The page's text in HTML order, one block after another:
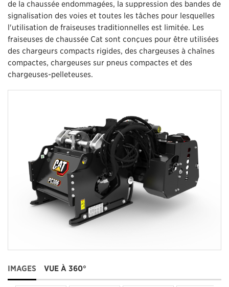
de la chaussée endommagées, la suppression des bandes de
signalisation des voies et toutes les tâches pour lesquelles
l'utilisation de fraiseuses traditionnelles est limitée. Les
fraiseuses de chaussée Cat sont conçues pour être utilisées
des chargeurs compacts rigides, des chargeuses à chaînes
compactes, chargeuses sur pneus compactes et des
chargeuses-pelleteuses.
IMAGES VUE À 360°